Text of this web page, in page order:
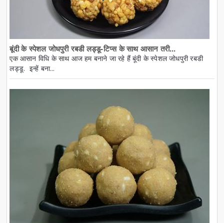
बूंदी के स्पेशल जोधपुरी रबडी लड्डू-टिप्स के साथ आसान तरी...
एक आसान विधि के साथ आज हम बनाने जा रहे हैं बूंदी के स्पेशल जोधपुरी रबडी
लड्डू. इन्हें बना...